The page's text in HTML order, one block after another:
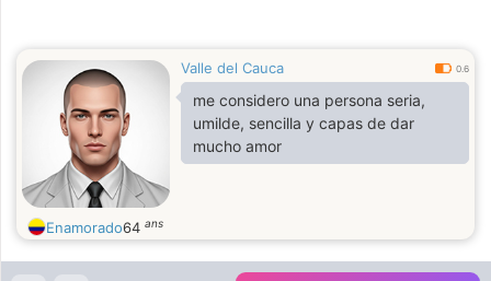
Valle del Cauca 0.6
me considero una persona seria,
umilde, sencilla y capas de dar
mucho amor
Enamorado64 ans